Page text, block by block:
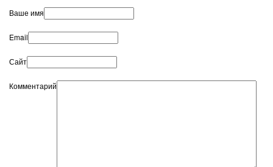
Ваше имя
Email
Сайт
Комментарий